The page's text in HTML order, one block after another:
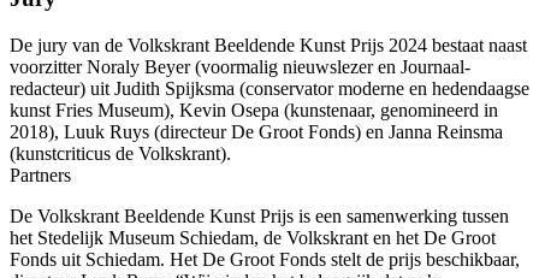
​De jury van de Volkskrant Beeldende Kunst Prijs 2024 bestaat naast
voorzitter Noraly Beyer (voormalig nieuwslezer en Journaal-
redacteur) uit Judith Spijksma (conservator moderne en hedendaagse
kunst Fries Museum), Kevin Osepa (kunstenaar, genomineerd in
2018), Luuk Ruys (directeur De Groot Fonds) en Janna Reinsma
(kunstcriticus de Volkskrant).​​
​Partners
De Volkskrant Beeldende Kunst Prijs is een samenwerking tussen
het Stedelijk Museum Schiedam, de Volkskrant en het De Groot
Fonds uit Schiedam. Het De Groot Fonds stelt de prijs beschikbaar,